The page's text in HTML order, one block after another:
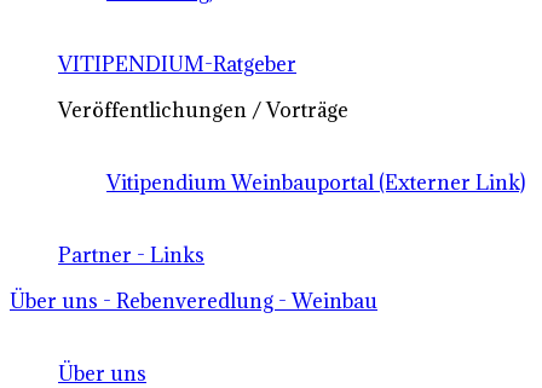
VITIPENDIUM-Ratgeber
Veröffentlichungen / Vorträge
Vitipendium Weinbauportal (Externer Link)
Partner - Links
Über uns - Rebenveredlung - Weinbau
Über uns